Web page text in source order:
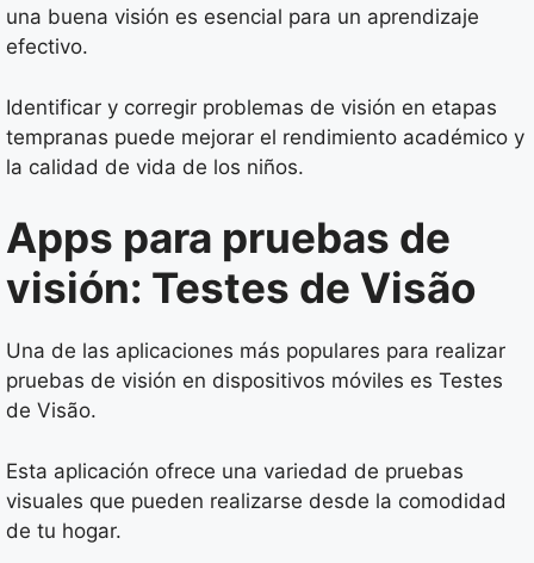
una buena visión es esencial para un aprendizaje
efectivo.
Identificar y corregir problemas de visión en etapas
tempranas puede mejorar el rendimiento académico y
la calidad de vida de los niños.
Apps para pruebas de
visión: Testes de Visão
Una de las aplicaciones más populares para realizar
pruebas de visión en dispositivos móviles es Testes
de Visão.
Esta aplicación ofrece una variedad de pruebas
visuales que pueden realizarse desde la comodidad
de tu hogar.